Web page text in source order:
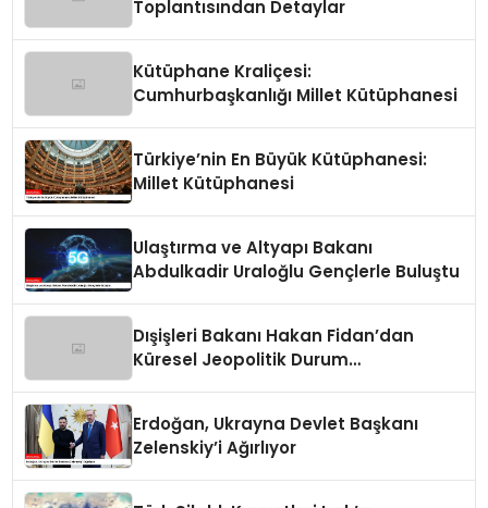
Toplantısından Detaylar
Kütüphane Kraliçesi:
Cumhurbaşkanlığı Millet Kütüphanesi
Türkiye’nin En Büyük Kütüphanesi:
Millet Kütüphanesi
Ulaştırma ve Altyapı Bakanı
Abdulkadir Uraloğlu Gençlerle Buluştu
Dışişleri Bakanı Hakan Fidan’dan
Küresel Jeopolitik Durum
Erdoğan, Ukrayna Devlet Başkanı
Zelenskiy’i Ağırlıyor